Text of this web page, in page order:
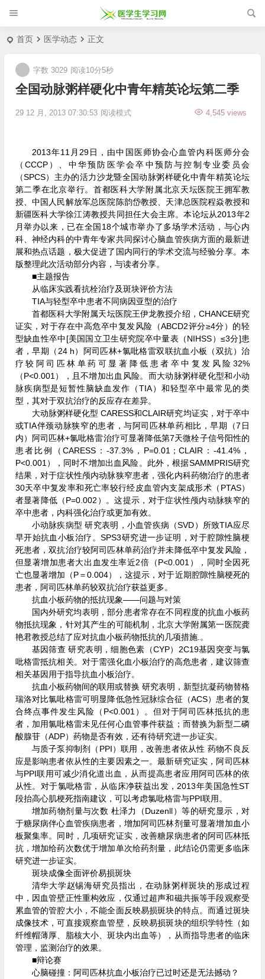
首页 医学动态 正文
全国动脉粥样硬化中青年精英论坛第二季
29 12 月, 2013 07:30:53 4,545 views
字数 3029 阅读10分5秒
阅读模式
2013年11月29日，由中国医师协会心血管内科医师分会
（CCCP）、中华预防医学会卒中预防与控制专业委员会
（SPCS）主办的活力沙龙暨全国动脉粥样硬化中青年精英论坛
第二季在北京举行。首都医科大学附属北京天坛医院王拥军教
授、中国人民解放军总医院陈韵岱教授、天津总医院程焱教授和
新疆医科大学徐江涛教授共同担任大会主席。本论坛从2013年2
月举办以来，已在全国18个城市举办了多场学术活动，与心内
科、神经内科的中青年专家共同探讨心脑血管疾病方面的最新进
展和热点话题，极大促进了国内同行的学术交流与经验分享。本
版整理此次活动部分内容，与读者分享。
■主题报告
从临床实践看抗栓治疗及斑块评价方法
TIA与轻型卒中患者不同病因亚型的治疗
首都医科大学附属天坛医院王伊龙教授介绍，CHANCE研究
证实，对于存在中高危卒中复发风险（ABCD2评分≥4分）的轻
型缺血性卒中[美国国立卫生研究院卒中量表（NIHSS）≤3分]患
者，早期（24 h）阿司匹林+氯吡格雷双联抗血小板（双抗）治
疗较阿司匹林单药可显著降低患者卒中复发风险32%
（P<0.001），且不增加出血风险。而大动脉粥样硬化型和小动
脉疾病型是短暂性脑缺血发作（TIA）和轻型卒中最常见的类
型，其对于双抗治疗的反应存在差异。
大动脉粥样硬化型 CARESS和CLAIR研究均证实，对于卒中
或TIA伴颈动脉狭窄的患者，与阿司匹林单药相比，早期（7日
内）阿司匹林+氯吡格雷治疗可显著降低第7天微栓子信号阳性的
患者比例（CARESS：-37.3%，P=0.01；CLAIR：-41.4%，
P<0.001），同时不增加出血风险。此外，根据SAMMPRIS研究
结果，对于症状性颅内动脉狭窄患者，强化内科药物治疗的患者
30天卒中复发率和死亡率较行经皮血管内支架成形术（PTAS）
者显著降低（P=0.002）。这提示，对于症状性颅内动脉狭窄的
卒中患者，内科强化治疗或更加有效。
小动脉疾病型 研究表明，小血管疾病（SVD）所致TIA应尽
早开始抗血小板治疗。SPS3研究进一步证明，对于腔隙性脑梗
死患者，双抗治疗较阿司匹林单药治疗并未降低卒中复发风险，
但显著增加患者大出血发生率近2倍（P<0.001），同时全因死
亡也显著增加（P＝0.004），这提示，对于近期腔隙性脑梗死的
患者，阿司匹林单药较双抗治疗获益更多。
抗血小板药物的抵抗现象——问题与对策
国内外研究均表明，部分患者常存在不同程度的抗血小板药
物抵抗现象，针对其产生的可能机制，北京大学附属第一医院龚
艳君教授总结了应对抗血小板药物抵抗的几项措施.。
基因筛查 研究表明，细胞色素（CYP）2C19基因突变与氯
吡格雷抵抗相关。对于需强化血小板治疗的高危患者，建议筛查
相关基因用于指导抗血小板治疗。
抗血小板药物间的联用或替换 研究表明，新型抗凝药物替格
瑞洛对比氯吡格雷可明显降低急性冠脉综合征（ACS）患者的复
合终点事件发生风险（P<0.001）。但对于阿司匹林抵抗的患
者，加用氯吡格雷未见任何心血管事件获益；而替换为新型二磷
酸腺苷（ADP）药物是否有效，还有待研究进一步证实。
与质子泵抑制剂（PPI）联用，改善患者依从性 药物不良反
应是影响患者依从性的主要因素之一。最新研究证实，阿司匹林
与PPI联用可减少消化道出血，从而提高患者应用阿司匹林的依
从性。对于氯吡格雷，从临床净获益出发，2013年美国急性ST
段抬高心肌梗死指南建议，可以考虑氯吡格雷与PPI联用。
增加药物剂量与次数 杜泽力（Duzenll）等的研究显示，对
于糖尿病伴心血管疾病患者，增加阿司匹林剂量可显著增加血小
板聚集率。同时，几项研究证实，改善糖尿病患者的阿司匹林抵
抗，增加给药次数优于增加单次给药剂量，此结论仍需更多临床
研究进一步证实。
斑块成像全面评价易损斑块
清华大学赵锡海研究员指出，在动脉粥样斑块的形成过程
中，因血管壁正性重构效应，仅通过超声和磁共振等手段观察受
累血管的管腔大小，不能全面反映易损斑块的特点。而通过斑块
成像技术，可直接观察血管壁，反映易损斑块的组织学特性（如
纤维帽薄厚、脂核大小、斑块内出血等），从而指导患者的临床
管理，监测治疗的效果。
■辩论赛
心脑碰撞：阿司匹林抗血小板治疗已过时还是无法撼动？